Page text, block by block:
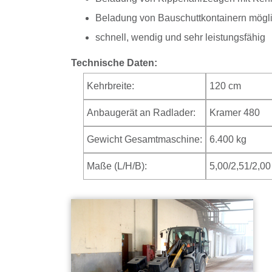
Beladung von Bauschuttkontainern
schnell, wendig und sehr leistungsfähig
Technische Daten:
Kehrbreite: 120 cm
Anbaugerät an Radlader: Kramer 480
Gewicht Gesamtmaschine: 6.400 kg
Maße (L/H/B): 5,00/2,51/